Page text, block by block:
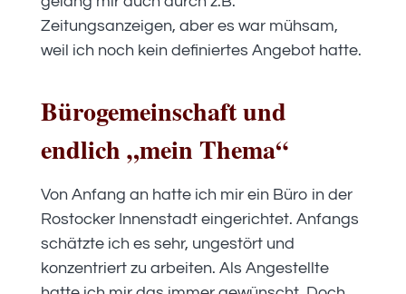
Zeitungsanzeigen, aber es war mühsam,
weil ich noch kein definiertes Angebot hatte.
Bürogemeinschaft und
endlich „mein Thema“
Von Anfang an hatte ich mir ein Büro in der
Rostocker Innenstadt eingerichtet. Anfangs
schätzte ich es sehr, ungestört und
konzentriert zu arbeiten. Als Angestellte